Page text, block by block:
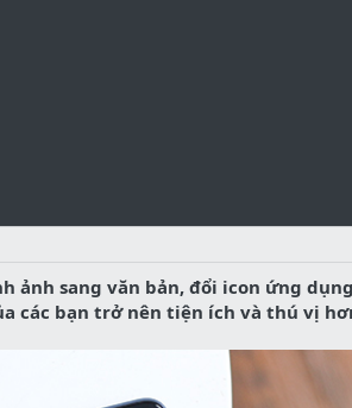
ảnh sang văn bản, đổi icon ứng
các bạn trở nên tiện ích và thú vị